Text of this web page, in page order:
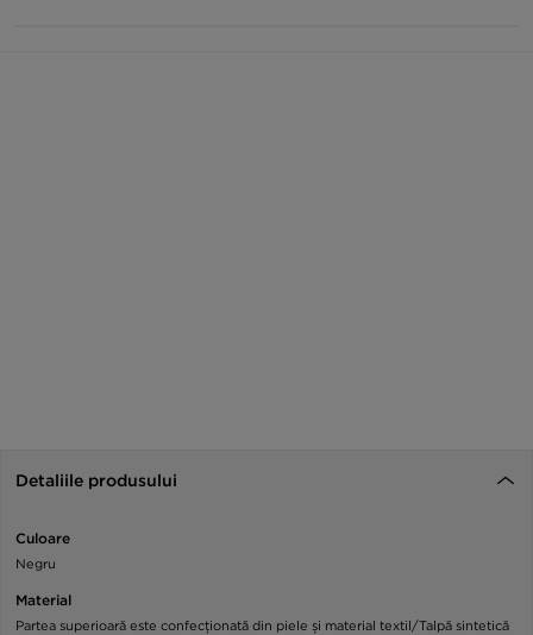
Detaliile produsului
Culoare
Negru
Material
Partea superioară este confecționată din piele și material textil/Talpă sintetică